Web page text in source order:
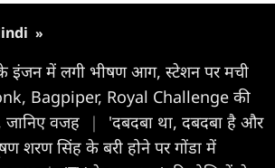
»
के इंजन में लगी भीषण आग, स्टेशन पर मची
Bagpiper, Royal Challenge की
जानिए वजह
|
'दबदबा था, दबदबा है और
शरण सिंह के बरी होने पर गोंडा में